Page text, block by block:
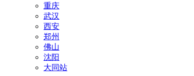
重庆
武汉
西安
郑州
佛山
沈阳
大同站